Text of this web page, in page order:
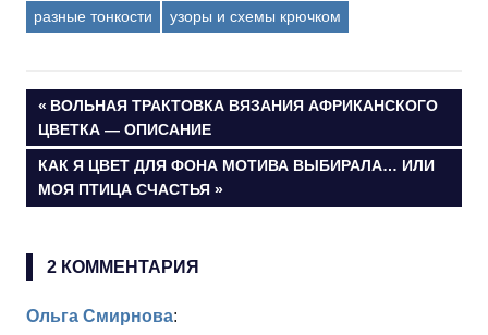
палантина, шарфика или кофточки
разные тонкости узоры и схемы крючком
Навигация
по
записям
ПРЕДЫДУЩАЯ
ЗАПИСЬ:
ВОЛЬНАЯ ТРАКТОВКА ВЯЗАНИЯ АФРИКАНСКОГО
ЦВЕТКА — ОПИСАНИЕ
СЛЕДУЮЩАЯ
ЗАПИСЬ:
КАК Я ЦВЕТ ДЛЯ ФОНА МОТИВА ВЫБИРАЛА… ИЛИ
МОЯ ПТИЦА СЧАСТЬЯ
2 КОММЕНТАРИЯ
Ольга Смирнова: